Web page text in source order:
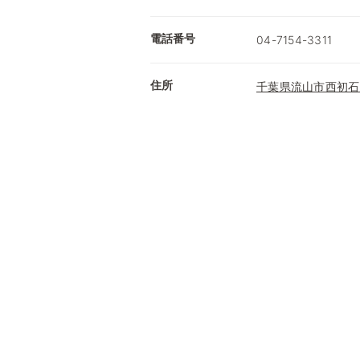
電話番号 04-7154-3311
住所 千葉県流山市西初